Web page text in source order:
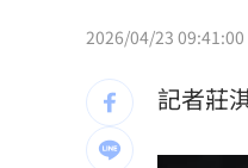
郭郁政對
棄高薪
2026/04/23 09:41:00
記者莊